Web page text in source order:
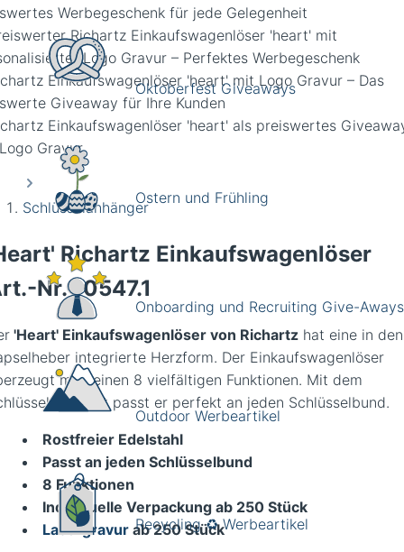
Oktoberfest Giveaways
Ostern und Frühling
Onboarding und Recruiting Give-Aways
Outdoor Werbeartikel
Recycling ♻️ Werbeartikel
Schlüsselanhänger
Richartz Einkaufswagenlöser
Nr.10547.1
'Heart' Einkaufswagenlöser von Richartz hat eine in den
integrierte Herzform. Der Einkaufswagenlöser
mit seinen 8 vielfältigen Funktionen. Mit dem
Slot passt er perfekt an jeden Schlüsselbund.
Rostfreier Edelstahl
Passt an jeden Schlüsselbund
8 Funktionen
Individuelle Verpackung ab 250 Stück
Lasergravur ab 250 Stück